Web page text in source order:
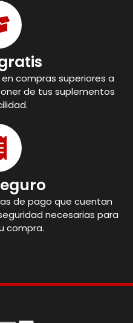
compras superiores a
de tus suplementos
de pago que cuentan
necesarias para
compra.